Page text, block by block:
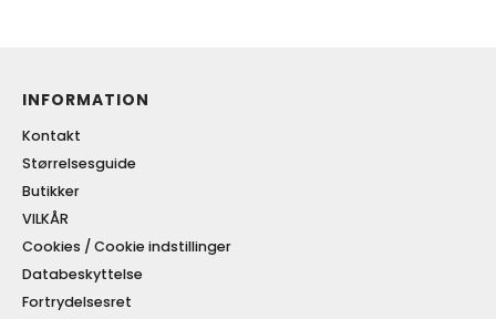
INFORMATION
Kontakt
Størrelsesguide
Butikker
VILKÅR
Cookies / Cookie indstillinger
Databeskyttelse
Fortrydelsesret